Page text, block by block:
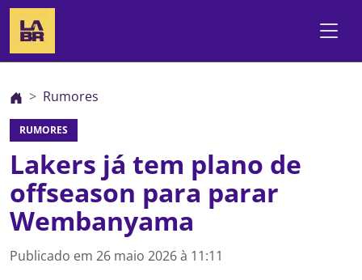
Rumores
RUMORES
Lakers já tem plano de
offseason para parar
Wembanyama
Publicado em 26 maio 2026 à 11:11